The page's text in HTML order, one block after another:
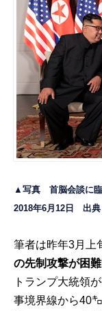
▲写真 首脳会談に臨
2018年6月12日 出
筆者は昨年3月上
の先制攻撃が困難
トランプ大統領
事境界線から40